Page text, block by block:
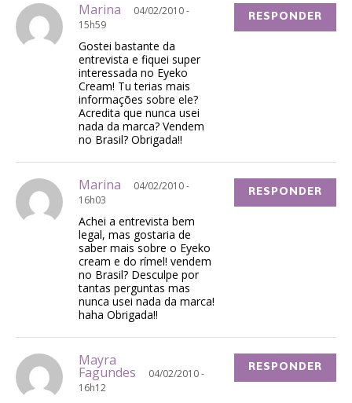
Marina
04/02/2010 -
15h59
Gostei bastante da
entrevista e fiquei super
interessada no Eyeko
Cream! Tu terias mais
informações sobre ele?
Acredita que nunca usei
nada da marca? Vendem
no Brasil? Obrigada!!
RESPONDER
Marina
04/02/2010 -
16h03
Achei a entrevista bem
legal, mas gostaria de
saber mais sobre o Eyeko
cream e do rímel! vendem
no Brasil? Desculpe por
tantas perguntas mas
nunca usei nada da marca!
haha Obrigada!!
RESPONDER
Mayra
Fagundes
04/02/2010 -
16h12
RESPONDER